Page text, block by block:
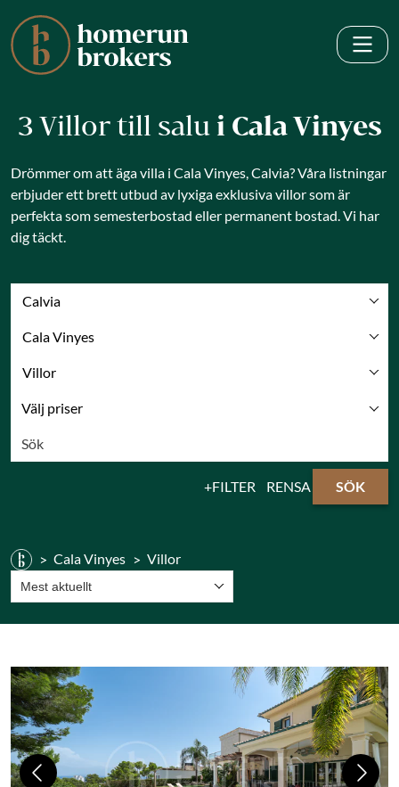
3 Villor till salu i Cala Vinyes
Drömmer om att äga villa i Cala Vinyes, Calvia? Våra listningar
erbjuder ett brett utbud av lyxiga exklusiva villor som är
perfekta som semesterbostad eller permanent bostad. Vi har
dig täckt.
Calvia
Cala Vinyes
Villor
Välj priser
FILTER RENSA SÖK
Cala Vinyes Villor
Mest aktuellt
Previous Next